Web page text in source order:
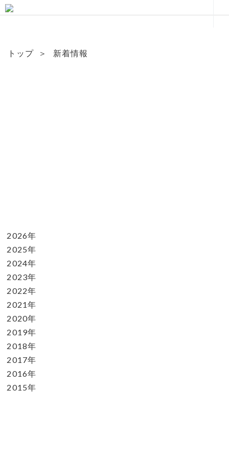
トップ ＞ 新着情報
2026年
2025年
2024年
2023年
2022年
2021年
2020年
2019年
2018年
2017年
2016年
2015年